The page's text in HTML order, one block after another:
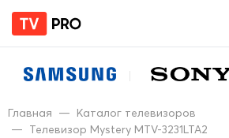
Главная — Каталог телевизоров
— Телевизор Mystery MTV-3231LTA2